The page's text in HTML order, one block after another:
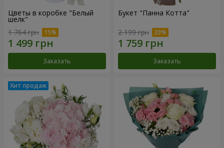
Цветы в коробке "Белый
шелк"
1 764 грн
Заказать
Букет "Панна Котта"
2 199 грн
Заказать